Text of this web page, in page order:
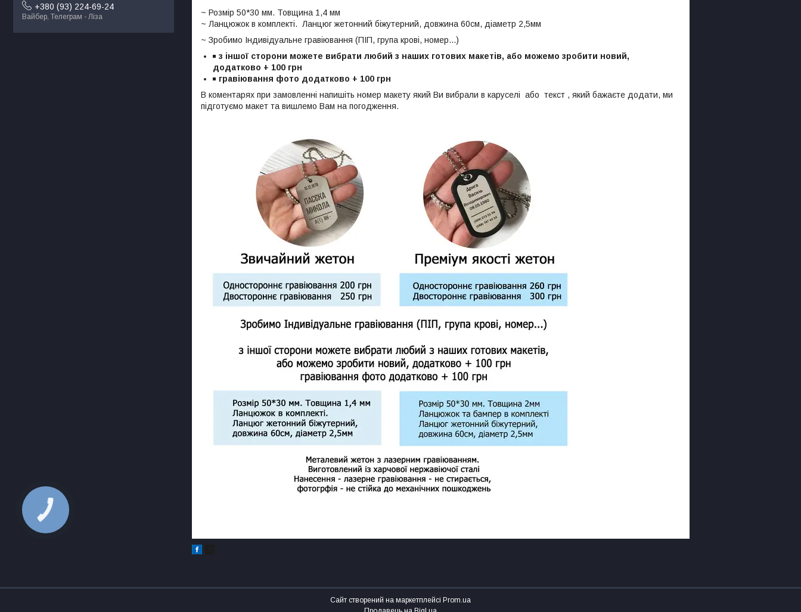
~ Розмір 50*30 мм. Товщина 1,4 мм
~ Ланцюжок в комплекті. Ланцюг жетонний біжутерний, довжина 60см, діаметр 2,5мм
~ Зробимо Індивідуальне гравіювання (ПІП, група крові, номер...)
з іншої сторони можете вибрати любий з наших готових макетів, або можемо зробити новий,
додатково + 100 грн
гравіювання фото додатково + 100 грн
В коментарях при замовленні напишіть номер макету який Ви вибрали в каруселі або текст , який бажаєте додати, ми
підготуємо макет та вишлемо Вам на погодження.
+380 (93) 224-69-24
Вайбер, Телеграм - Ліза
Сайт створений на маркетплейсі Prom.ua
КНОПКА
ЗВ'ЯЗКУ